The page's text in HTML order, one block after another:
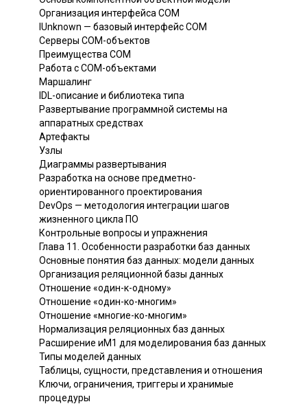
Организация интерфейса СОМ
IUnknown — базовый интерфейс СОМ
Серверы СОМ-объектов
Преимущества СОМ
Работа с СОМ-объектами
Маршалинг
IDL-описание и библиотека типа
Развертывание программной системы на
аппаратных средствах
Артефакты
Узлы
Диаграммы развертывания
Разработка на основе предметно-
ориентированного проектирования
DevOps — методология интеграции шагов
жизненного цикла ПО
Контрольные вопросы и упражнения
Глава 11. Особенности разработки баз данных
Основные понятия баз данных: модели данных
Организация реляционной базы данных
Отношение «один-к-одному»
Отношение «один-ко-многим»
Отношение «многие-ко-многим»
Нормализация реляционных баз данных
Расширение иМ1 для моделирования баз данных
Типы моделей данных
Таблицы, сущности, представления и отношения
Ключи, ограничения, триггеры и хранимые
процедуры